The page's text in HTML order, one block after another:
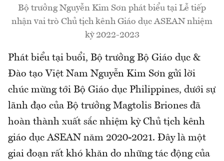
Bộ trưởng Nguyễn Kim Sơn phát biểu tại Lễ tiếp
nhận vai trò Chủ tịch kênh Giáo dục ASEAN nhiệm
kỳ 2022-2023
Phát biểu tại buổi, Bộ trưởng Bộ Giáo dục &
Đào tạo Việt Nam Nguyễn Kim Sơn gửi lời
chúc mừng tới Bộ Giáo dục Philippines, dưới sự
lãnh đạo của Bộ trưởng Magtolis Briones đã
hoàn thành xuất sắc nhiệm kỳ Chủ tịch kênh
giáo dục ASEAN năm 2020-2021. Đây là một
giai đoạn rất khó khăn do những tác động của